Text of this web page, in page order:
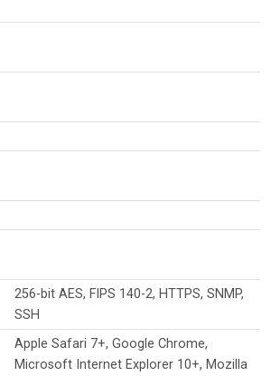
256-bit AES, FIPS 140-2, HTTPS, SNMP,
SSH
Apple Safari 7+, Google Chrome,
Microsoft Internet Explorer 10+, Mozilla